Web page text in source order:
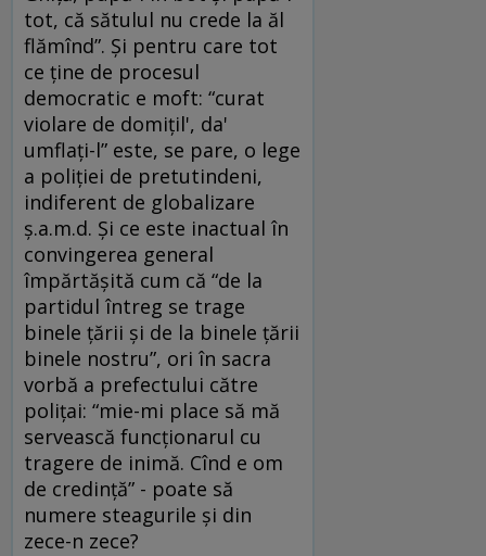
tot, că sătulul nu crede la ăl
flămînd”. Şi pentru care tot
ce ţine de procesul
democratic e moft: “curat
violare de domiţil', da'
umflaţi-l” este, se pare, o lege
a poliţiei de pretutindeni,
indiferent de globalizare
ş.a.m.d. Şi ce este inactual în
convingerea general
împărtăşită cum că “de la
partidul întreg se trage
binele ţării şi de la binele ţării
binele nostru”, ori în sacra
vorbă a prefectului către
poliţai: “mie-mi place să mă
servească funcţionarul cu
tragere de inimă. Cînd e om
de credinţă” - poate să
numere steagurile şi din
zece-n zece?